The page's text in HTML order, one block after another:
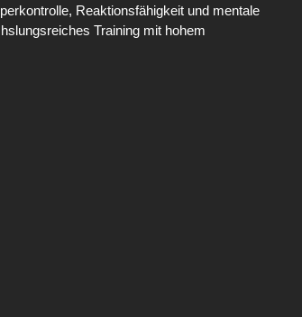
Reaktionsfähigkeit und mentale
Training mit hohem